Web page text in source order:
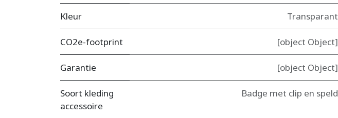
Kleur Transparant
CO2e-footprint [object Object]
Garantie [object Object]
Soort kleding
accessoire
Badge met clip en speld